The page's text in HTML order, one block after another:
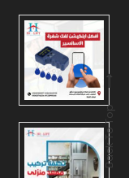
Back To Top